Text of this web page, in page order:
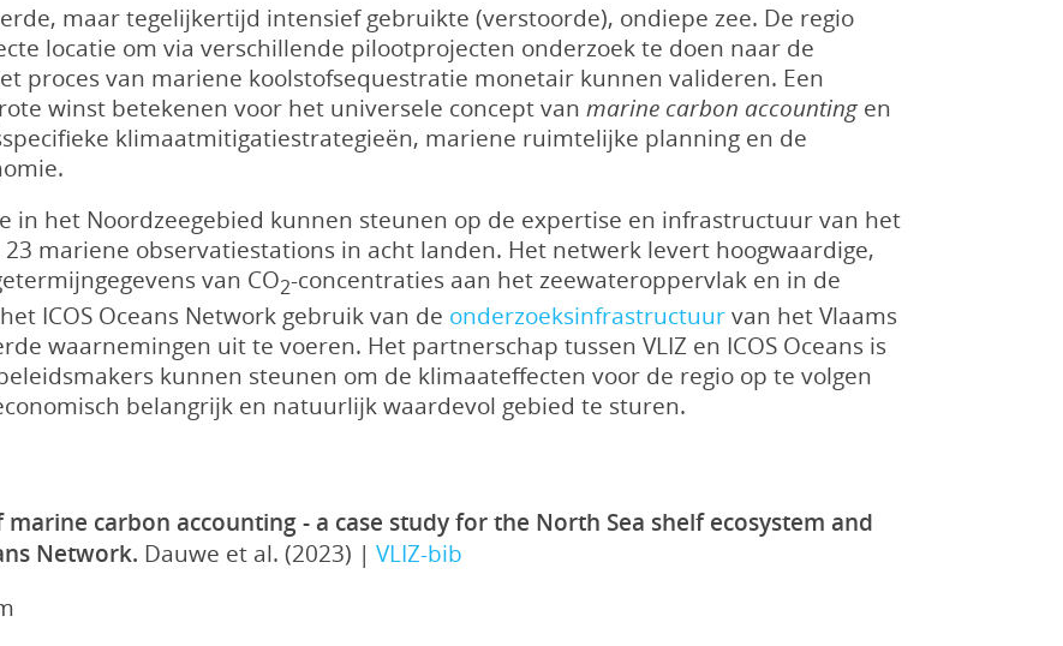
maar tegelijkertijd intensief gebruikte (verstoorde), ondiepe zee. De regio
locatie om via verschillende pilootprojecten onderzoek te doen naar de
proces van mariene koolstofsequestratie monetair kunnen valideren. Een
winst betekenen voor het universele concept vanmarine carbon accounting en
klimaatmitigatiestrategieën, mariene ruimtelijke planning en de
in het Noordzeegebied kunnen steunen op de expertise en infrastructuur van het
mariene observatiestations in acht landen. Het netwerk levert hoogwaardige,
van CO2-concentraties aan het zeewateroppervlak en in de
ICOS Oceans Network gebruik van de onderzoeksinfrastructuur van het Vlaams
waarnemingen uit te voeren. Het partnerschap tussen VLIZ en ICOS Oceans is
kunnen steunen om de klimaateffecten voor de regio op te volgen
belangrijk en natuurlijk waardevol gebied te sturen.
carbon accounting - a case study for the North Sea shelf ecosystem and
Network. Dauwe et al. (2023) |VLIZ-bib